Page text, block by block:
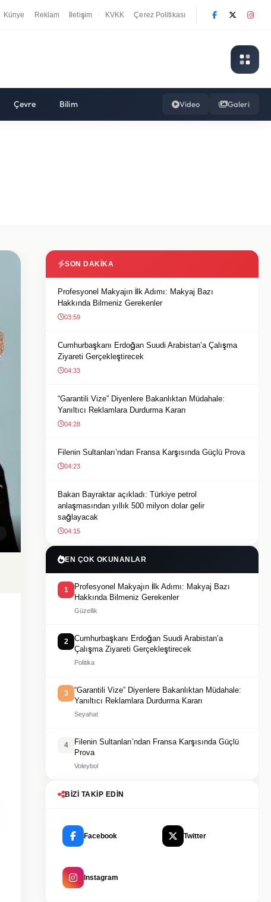
Künye Reklam İletişim KVKK Çerez Politikası
Çevre Bilim Video Galeri
SON DAKIKA
Profesyonel Makyajın İlk Adımı: Makyaj Bazı
Hakkında Bilmeniz Gerekenler
03:59
Cumhurbaşkanı Erdoğan Suudi Arabistan’a Çalışma
Ziyareti Gerçekleştirecek
04:33
“Garantili Vize” Diyenlere Bakanlıktan Müdahale:
Yanıltıcı Reklamlara Durdurma Kararı
04:28
Filenin Sultanları’ndan Fransa Karşısında Güçlü Prova
04:23
Bakan Bayraktar açıkladı: Türkiye petrol
anlaşmasından yıllık 500 milyon dolar gelir
sağlayacak
04:15
EN ÇOK OKUNANLAR
1
Profesyonel Makyajın İlk Adımı: Makyaj Bazı
Hakkında Bilmeniz Gerekenler
Güzellik
2
Cumhurbaşkanı Erdoğan Suudi Arabistan’a
Çalışma Ziyareti Gerçekleştirecek
Politika
3
“Garantili Vize” Diyenlere Bakanlıktan Müdahale:
Yanıltıcı Reklamlara Durdurma Kararı
Seyahat
4
Filenin Sultanları’ndan Fransa Karşısında Güçlü
Prova
Voleybol
BIZI TAKIP EDIN
Facebook Twitter
Instagram